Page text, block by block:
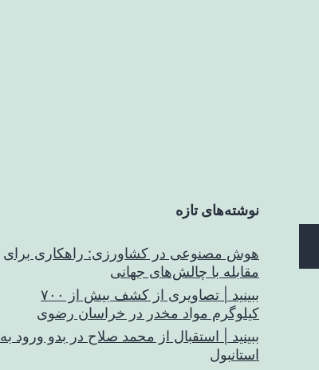
نوشته‌های تازه
هوش مصنوعی در کشاورزی: راهکاری برای
مقابله با چالش‌های جهانی
ببینید | تصاویری از کشف بیش از ۷۰۰
کیلوگرم مواد مخدر در خراسان رضوی
ببینید | استقبال از محمد صلاح در بدو ورود به
استانبول